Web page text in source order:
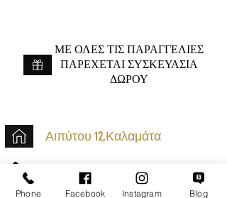
ME ΟΛΕΣ ΤΙΣ ΠΑΡΑΓΓΕΛΙΕΣ
ΠΑΡΕΧΕΤΑΙ ΣΥΣΚΕΥΑΣΙΑ
ΔΩΡΟΥ
Αιπύτου 12,Καλαμάτα
+30 2721020701
k.mouzos.wix@gmail.com
Phone Facebook Instagram Blog